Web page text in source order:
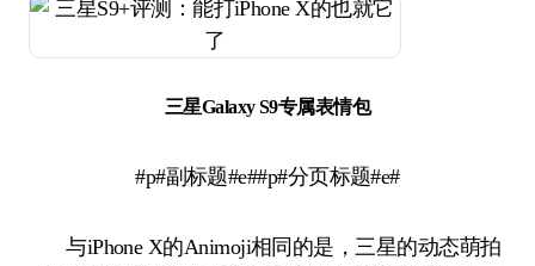
三星Galaxy S9专属表情包
#p#副标题#e##p#分页标题#e#
与iPhone X的Animoji相同的是，三星的动态萌拍